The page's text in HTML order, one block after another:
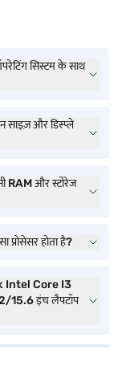
सिस्टम के साथ
और डिस्प्ले
और स्टोरेज
होता है?
Intel Core I3
15.6 इंच लैपटॉप